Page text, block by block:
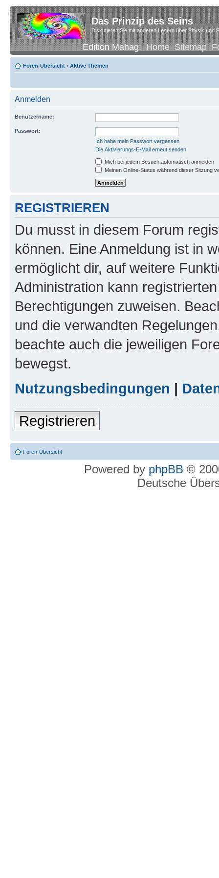
Das Prinzip des Seins
Diskutieren Sie mit anderen Lesern über Physik und
Edition Mahag:Home Sitemap
Foren-Übersicht • Aktive Themen
Anmelden
Benutzername:
Passwort:
Ich habe mein Passwort vergessen
Die Aktivierungs-E-Mail erneut senden
Mich bei jedem Besuch automatisch anmelden
Meinen Online-Status während dieser Sitzung
REGISTRIEREN
Du musst in diesem Forum
können. Eine Anmeldung ist in
ermöglicht dir, auf weitere
Administration kann
Berechtigungen zuweisen.
und die verwandten
beachte auch die jeweiligen
bewegst.
Nutzungsbedingungen |
Registrieren
Foren-Übersicht
Powered by phpBB ©
Deutsche